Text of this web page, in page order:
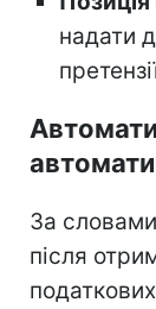
надати
За
після